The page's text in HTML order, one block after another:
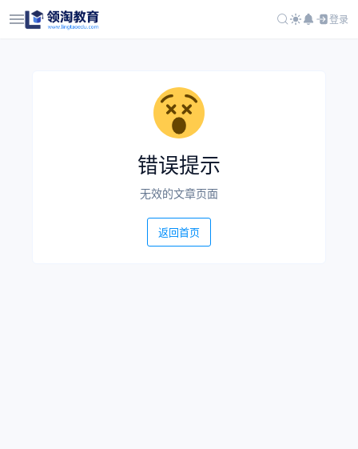
登录
错误提示
无效的文章页面
返回首页